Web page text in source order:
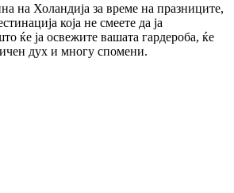
на Холандија за време на празниците,
која не смеете да ја
ќе ја освежите вашата гардероба, ќе
дух и многу спомени.